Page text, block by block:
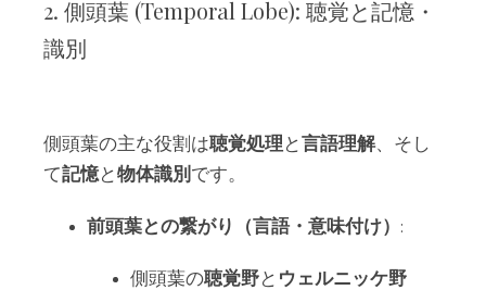
2. 側頭葉 (Temporal Lobe): 聴覚と記憶・
識別
側頭葉の主な役割は聴覚処理 と言語理解、そし
て記憶と物体識別 です。
前頭葉との繋がり（言語・意味付け） :
側頭葉の聴覚野と ウェルニッケ野